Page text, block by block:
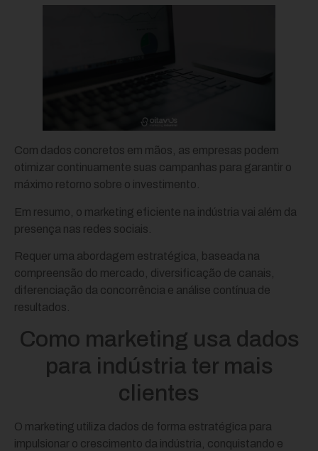
Com dados concretos em mãos, as empresas podem
otimizar continuamente suas campanhas para garantir o
máximo retorno sobre o investimento.
Em resumo, o marketing eficiente na indústria vai além da
presença nas redes sociais.
Requer uma abordagem estratégica, baseada na
compreensão do mercado, diversificação de canais,
diferenciação da concorrência e análise contínua de
resultados.
Como marketing usa dados
para indústria ter mais
clientes
O marketing utiliza dados de forma estratégica para
impulsionar o crescimento da indústria, conquistando e